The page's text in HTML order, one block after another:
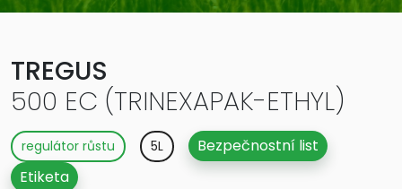
TREGUS
500 EC (TRINEXAPAK-ETHYL)
regulátor růstu 5L
Bezpečnostní list
Etiketa